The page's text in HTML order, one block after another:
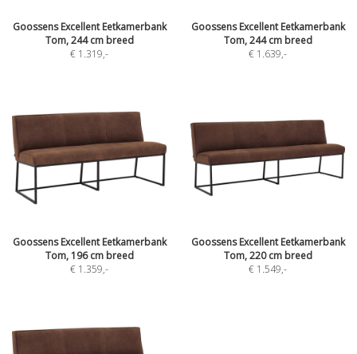
Goossens Excellent Eetkamerbank
Tom, 244 cm breed
€ 1.319,-
Goossens Excellent Eetkamerbank
Tom, 244 cm breed
€ 1.639,-
Goossens Excellent Eetkamerbank
Tom, 196 cm breed
€ 1.359,-
Goossens Excellent Eetkamerbank
Tom, 220 cm breed
€ 1.549,-